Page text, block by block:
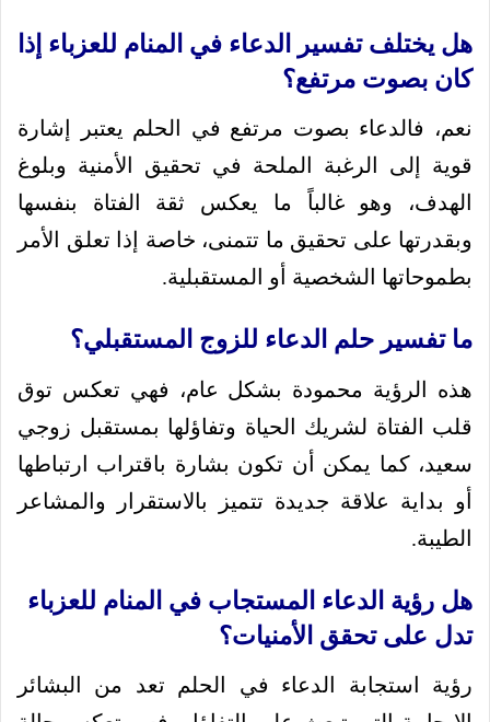
هل يختلف تفسير الدعاء في المنام للعزباء إذا
كان بصوت مرتفع؟
نعم، فالدعاء بصوت مرتفع في الحلم يعتبر إشارة
قوية إلى الرغبة الملحة في تحقيق الأمنية وبلوغ
الهدف، وهو غالباً ما يعكس ثقة الفتاة بنفسها
وبقدرتها على تحقيق ما تتمنى، خاصة إذا تعلق الأمر
بطموحاتها الشخصية أو المستقبلية.
ما تفسير حلم الدعاء للزوج المستقبلي؟
هذه الرؤية محمودة بشكل عام، فهي تعكس توق
قلب الفتاة لشريك الحياة وتفاؤلها بمستقبل زوجي
سعيد، كما يمكن أن تكون بشارة باقتراب ارتباطها
أو بداية علاقة جديدة تتميز بالاستقرار والمشاعر
الطيبة.
هل رؤية الدعاء المستجاب في المنام للعزباء
تدل على تحقق الأمنيات؟
رؤية استجابة الدعاء في الحلم تعد من البشائر